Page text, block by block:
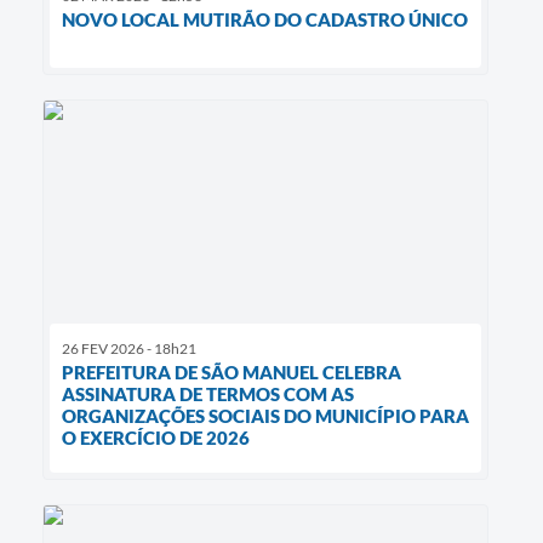
NOVO LOCAL MUTIRÃO DO CADASTRO ÚNICO
26 FEV 2026 - 18h21
PREFEITURA DE SÃO MANUEL CELEBRA
ASSINATURA DE TERMOS COM AS
ORGANIZAÇÕES SOCIAIS DO MUNICÍPIO PARA
O EXERCÍCIO DE 2026